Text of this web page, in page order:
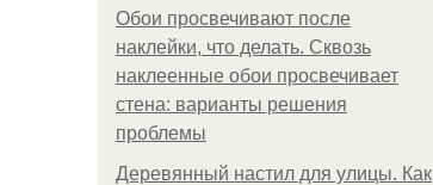
Обои просвечивают после
наклейки, что делать. Сквозь
наклеенные обои просвечивает
стена: варианты решения
проблемы
Деревянный настил для улицы. Как